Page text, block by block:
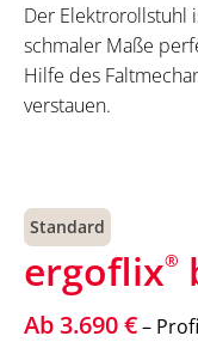
Der Elektrorollstuhl
schmaler Maße
Hilfe des
verstauen.
Standard
ergoflix®
Ab 3.690 €–